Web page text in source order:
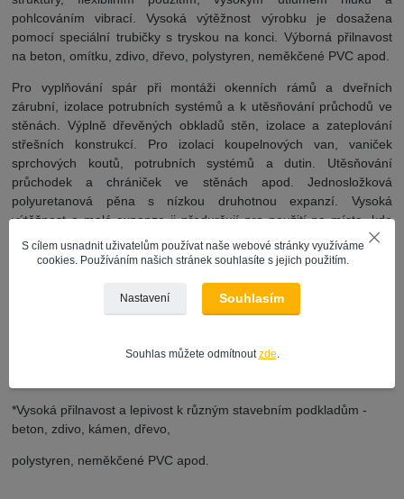
pohlcováním vibrací. Vysoká výtěžnost výrobku je dosažena
pomocí speciální trubičky s tryskou na konci. Výborná přilnavost
na beton, omítku, zdivo, dřevo, polystyren, neměkčené PVC apod.
Pro vyplňování spár při montáži okenních rámů a dveřních
zárubní, izolace potrubních systémů a k utěsňování průchodů ve
stěnách. Výplně dřevěných obkladů stěn, izolace a zateplování
střešních konstrukcí. Pro izolaci koupelnových van, vaniček
sprchových koutů, potrubních systémů a dutin. Utěsňování
průchodek a chrániček ve stěnách apod. Jednosložková
polyuretanová pěna s nízkou druhotnou expanzí. Vysoká
výtěžnost a malá expanze ji předurčují pro použití na místa, kde
jsou vyloučeny rozpínací tlaky, např. obložkové zárubně. Pohlcuje
vibrace a zvyšuje neprůzvučnost. Třída reakce na oheň F dle ČSN
*Nízkoexpanzní, multipoziční
*Vysoká přilnavost a lepivost k různým stavebním podkladům -
beton, zdivo, kámen, dřevo,
polystyren, neměkčené PVC apod.
S cílem usnadnit uživatelům používat naše webové stránky využíváme
cookies. Používáním našich stránek souhlasíte s jejich použitím.
Nastavení Souhlasím
Souhlas můžete odmítnout zde